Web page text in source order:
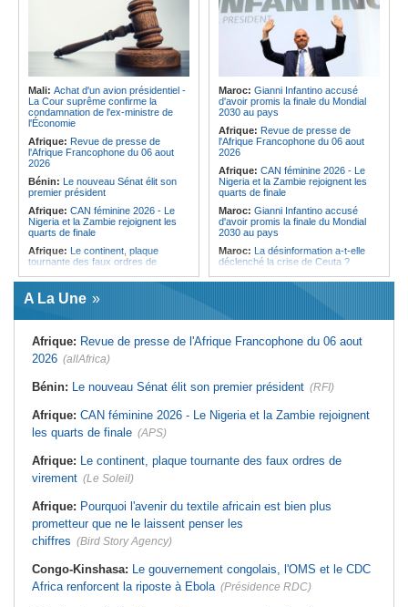
Visite du Président de la
République et de la Première Dame
à Yamoussoukro
Afrique:L'Angola participe à la 21e
réunion du Partenariat Afrique-
Monde arabe au Caire
Congo-Kinshasa:Ebola - Contre le
variant Bundibugyo, plusieurs
essais lancés mais aucun traitement
Cameroun:Plusieurs
ressortissants expulsés des États-
pays
Kenya:Une nouvelle récolte
d'espoir - Le coton Bt relance la
filière cotonnière à Lamu
Ile Maurice:
Alpine Challenge - Une
claque magistrale aux Racing
Ile Maurice:Pas de libération sous
caution pour Seewoo et Deoojee, la
FCC craint une interférence avec
les témoins
Ile Maurice:Kreol Morisien - Un
débat sans voix dissidente
Mali: Achat d'un avion présidentiel -
La Cour suprême confirme la
condamnation de l'ex-ministre de
l'Économie
Afrique: Revue de presse de
l'Afrique Francophone du 06 aout
2026
Bénin: Le nouveau Sénat élit son
premier président
Afrique: CAN féminine 2026 - Le
Nigeria et la Zambie rejoignent les
quarts de finale
Afrique: Le continent, plaque
tournante des faux ordres de
Guinée:
assume les fonctions présidentielles
Ghana:John Dramani en Jamaïque
l'esclavage
Sénégal:Banque mondiale - 340
priorités du pays
La Cour suprême confirme la
condamnation de l'ex-ministre de
l'Économie
France la restitution du crâne de
Bokar Biro et de trois de ses
proches
Maroc: Gianni Infantino accusé
d'avoir promis la finale du Mondial
2030 au pays
Afrique: Revue de presse de
l'Afrique Francophone du 06 aout
2026
Afrique: CAN féminine 2026 - Le
Nigeria et la Zambie rejoignent les
quarts de finale
Maroc: Gianni Infantino accusé
d'avoir promis la finale du Mondial
2030 au pays
Maroc: La désinformation a-t-elle
déclenché la crise de Ceuta ?
Afrique:L'essor historique de
Algérie:France - L'affaire Mehdi
policière contre le narcotrafic
Monde arabe au Caire
2026 - Le continent, entre ouverture
commerciale et défiance migratoire
A La Une
Afrique: Revue de presse de l'Afrique Francophone du 06 aout
2026 (allAfrica)
Bénin: Le nouveau Sénat élit son premier président (RFI)
Afrique: CAN féminine 2026 - Le Nigeria et la Zambie rejoignent
les quarts de finale (APS)
Afrique: Le continent, plaque tournante des faux ordres de
virement (Le Soleil)
Afrique: Pourquoi l'avenir du textile africain est bien plus
prometteur que ne le laissent penser les
chiffres (Bird Story Agency)
Congo-Kinshasa: Le gouvernement congolais, l'OMS et le CDC
Africa renforcent la riposte à Ebola (Présidence RDC)